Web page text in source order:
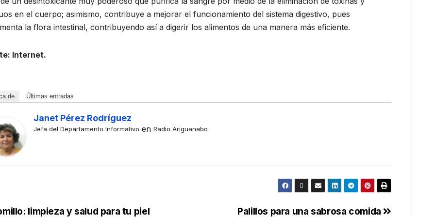
reconocimien
Ariguanabens
literarias
internacionale
s
MEYLIN PÉREZ GUZMÁN
retos y
en el cuerpo; asimismo, contribuye a mejorar el funcionamiento del sistema digestivo, pues
la flora intestinal, contribuyendo así a digerir los alimentos de una manera más eficiente.
Internet.
de Últimas entradas
Janet Pérez Rodríguez
Jefa del Departamento Informativo en Radio Ariguanabo
Palillos para una sabrosa comida
limpieza y salud para tu piel